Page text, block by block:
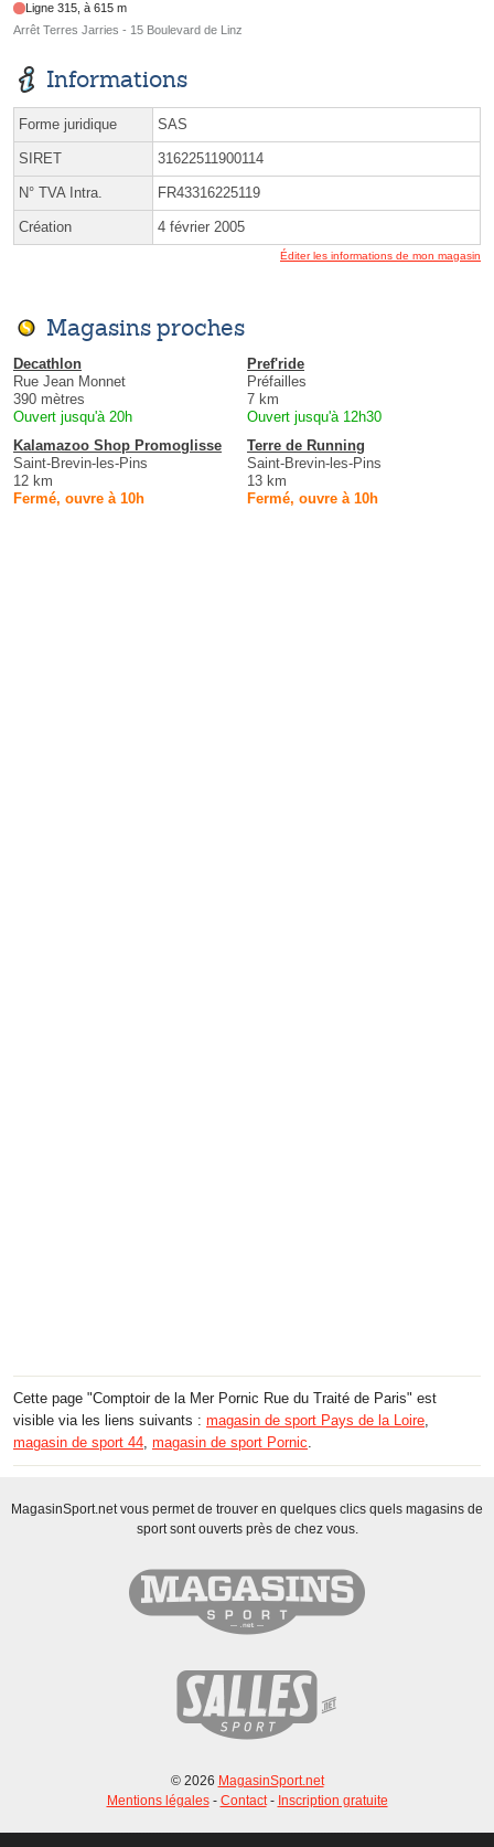
Ligne 315, à 615 m
Arrêt Terres Jarries - 15 Boulevard de Linz
Informations
Forme juridique SAS
SIRET 31622511900114
N° TVA Intra. FR43316225119
Création 4 février 2005
Éditer les informations de mon magasin
Magasins proches
Decathlon
Rue Jean Monnet
390 mètres
Ouvert jusqu'à 20h
Pref'ride
Préfailles
7 km
Ouvert jusqu'à 12h30
Kalamazoo Shop Promoglisse
Saint-Brevin-les-Pins
12 km
Fermé, ouvre à 10h
Terre de Running
Saint-Brevin-les-Pins
13 km
Fermé, ouvre à 10h
Cette page "Comptoir de la Mer Pornic Rue du Traité de Paris" est
visible via les liens suivants : magasin de sport Pays de la Loire,
magasin de sport 44, magasin de sport Pornic.
MagasinSport.net vous permet de trouver en quelques clics quels magasins de
sport sont ouverts près de chez vous.
© 2026 MagasinSport.net
Mentions légales- Contact- Inscription gratuite